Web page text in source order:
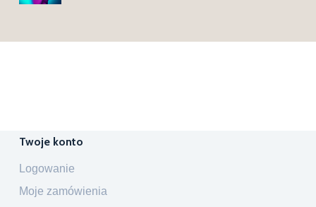
Twoje konto
Logowanie
Moje zamówienia